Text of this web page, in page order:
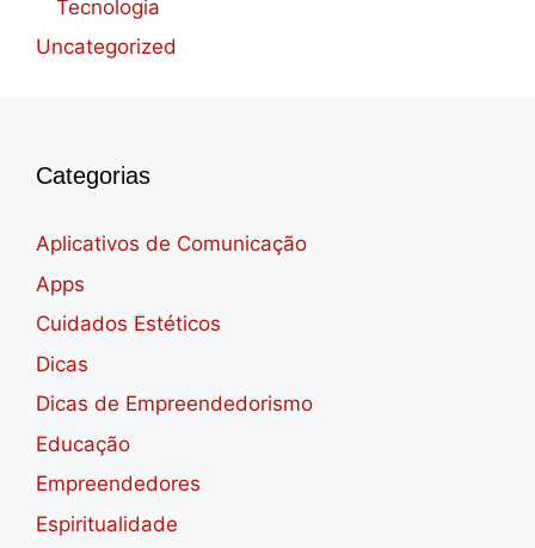
Tecnologia
Uncategorized
Categorias
Aplicativos de Comunicação
Apps
Cuidados Estéticos
Dicas
Dicas de Empreendedorismo
Educação
Empreendedores
Espiritualidade